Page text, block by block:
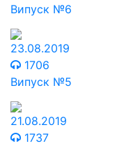
Випуск №6
23.08.2019
1706
Випуск №5
21.08.2019
1737